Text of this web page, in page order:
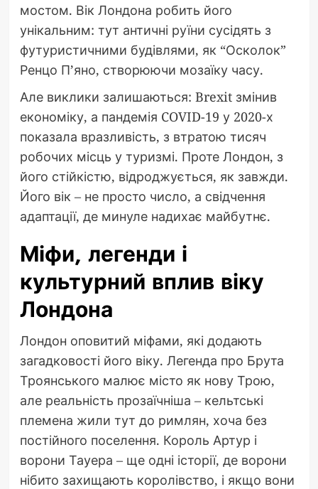
мостом. Вік Лондона робить його
унікальним: тут античні руїни сусідять з
футуристичними будівлями, як “Осколок”
Ренцо П’яно, створюючи мозаїку часу.
Але виклики залишаються: Brexit змінив
економіку, а пандемія COVID-19 у 2020-х
показала вразливість, з втратою тисяч
робочих місць у туризмі. Проте Лондон, з
його стійкістю, відроджується, як завжди.
Його вік – не просто число, а свідчення
адаптації, де минуле надихає майбутнє.
Міфи, легенди і
культурний вплив віку
Лондона
Лондон оповитий міфами, які додають
загадковості його віку. Легенда про Брута
Троянського малює місто як нову Трою,
але реальність прозаїчніша – кельтські
племена жили тут до римлян, хоча без
постійного поселення. Король Артур і
ворони Тауера – ще одні історії, де ворони
нібито захищають королівство, і якщо вони